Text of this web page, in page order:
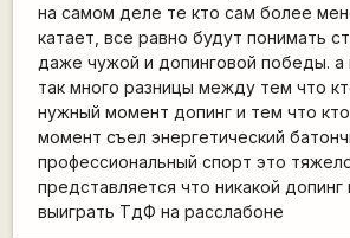
на самом деле те кто сам более
катает, все равно будут понимать
даже чужой и допинговой победы. а
так много разницы между тем что
нужный момент допинг и тем что
момент съел энергетический
профессиональный спорт это
представляется что никакой допинг
выиграть ТдФ на расслабоне